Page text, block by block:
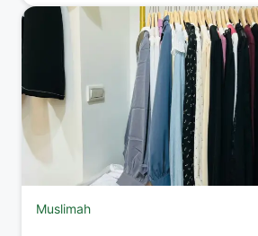
Muslimah